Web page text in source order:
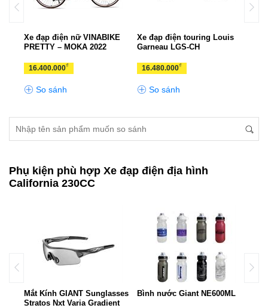
Xe đạp điện nữ VINABIKE
PRETTY – MOKA 2022
16.400.000₫
So sánh
Xe đạp điện touring Louis
Garneau LGS-CH
16.480.000₫
So sánh
Phụ kiện phù hợp Xe đạp điện địa hình
California 230CC
Mắt Kính GIANT Sunglasses
Stratos Nxt Varia Gradient
Bình nước Giant NE600ML